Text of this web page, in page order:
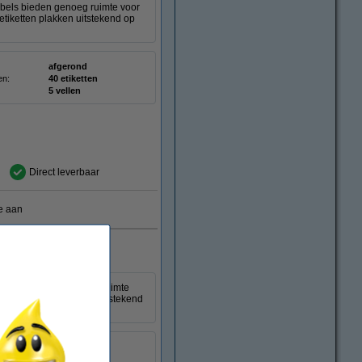
bieden genoeg ruimte voor
plakken uitstekend op
afgerond
40 etiketten
5 vellen
Direct leverbaar
aan
labels bieden genoeg ruimte
plakken uitstekend
afgerond
40 etiketten